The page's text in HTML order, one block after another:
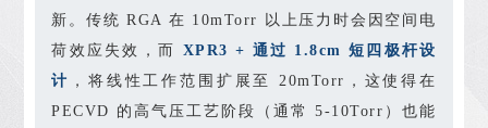
新。传统 RGA 在 10mTorr 以上压力时会因空间电
荷效应失效，而 XPR3 + 通过 1.8cm 短四极杆设
计 ，将线性工作范围扩展至 20mTorr，这使得在
PECVD 的高气压工艺阶段（通常 5-10Torr）也能